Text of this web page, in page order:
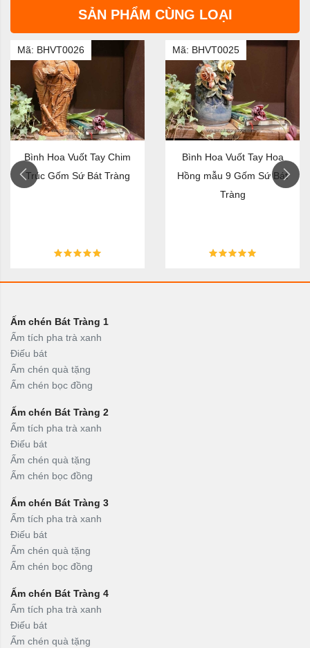
SẢN PHẨM CÙNG LOẠI
Mã: BHVT0026
Bình Hoa Vuốt Tay Chim
Trúc Gốm Sứ Bát Tràng
Mã: BHVT0025
Bình Hoa Vuốt Tay Hoa
Hồng mẫu 9 Gốm Sứ Bát
Tràng
Ấm chén Bát Tràng 1
Ấm tích pha trà xanh
Điếu bát
Ấm chén quà tặng
Ấm chén bọc đồng
Ấm chén Bát Tràng 2
Ấm tích pha trà xanh
Điếu bát
Ấm chén quà tặng
Ấm chén bọc đồng
Ấm chén Bát Tràng 3
Ấm tích pha trà xanh
Điếu bát
Ấm chén quà tặng
Ấm chén bọc đồng
Ấm chén Bát Tràng 4
Ấm tích pha trà xanh
Điếu bát
Ấm chén quà tặng